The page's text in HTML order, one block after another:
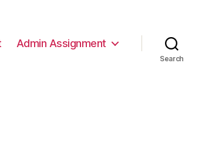
Admin Assignment
Search